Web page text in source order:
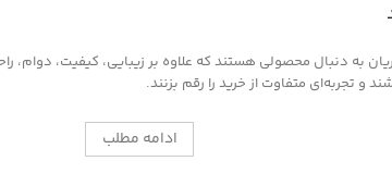
دنبال محصولی هستند که علاوه بر زیبایی، کیفیت، دوام،
و تجربه‌ای متفاوت از خرید را رقم بزنند.
ادامه مطلب